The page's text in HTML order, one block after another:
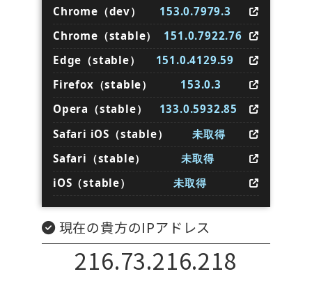
Chrome（dev）
153.0.7979.3
Chrome（stable）
151.0.7922.76
Edge（stable）
151.0.4129.59
Firefox（stable）
153.0.3
Opera（stable）
133.0.5932.85
Safari iOS（stable）
未取得
Safari（stable）
未取得
iOS（stable）
未取得
現在の貴方のIPアドレス
216.73.216.218